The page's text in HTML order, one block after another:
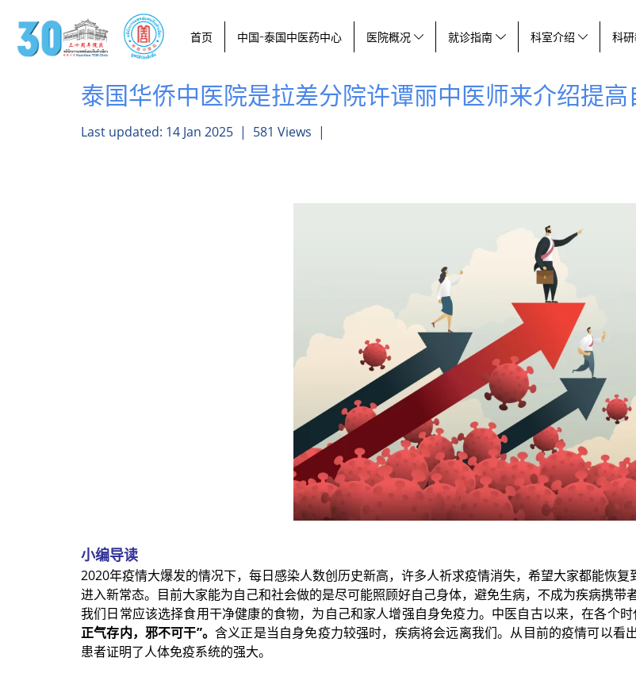
首页 中国-泰国中医药中心 医院概况 就诊指南 科室介绍 科
泰国华侨中医院是拉差分院许谭丽中医师来介绍提
Last updated: 14 Jan 2025 | 581 Views |
小编导读
2020年疫情大爆发的情况下，每日感染人数创历史新高，许多人祈求疫情消失，希望大家都能恢
进入新常态。目前大家能为自己和社会做的是尽可能照顾好自己身体，避免生病，不成为疾病携带
我们日常应该选择食用干净健康的食物，为自己和家人增强自身免疫力。中医自古以来，在各个时
正气存内，邪不可干”。含义正是当自身免疫力较强时，疾病将会远离我们。从目前的疫情可以
患者证明了人体免疫系统的强大。